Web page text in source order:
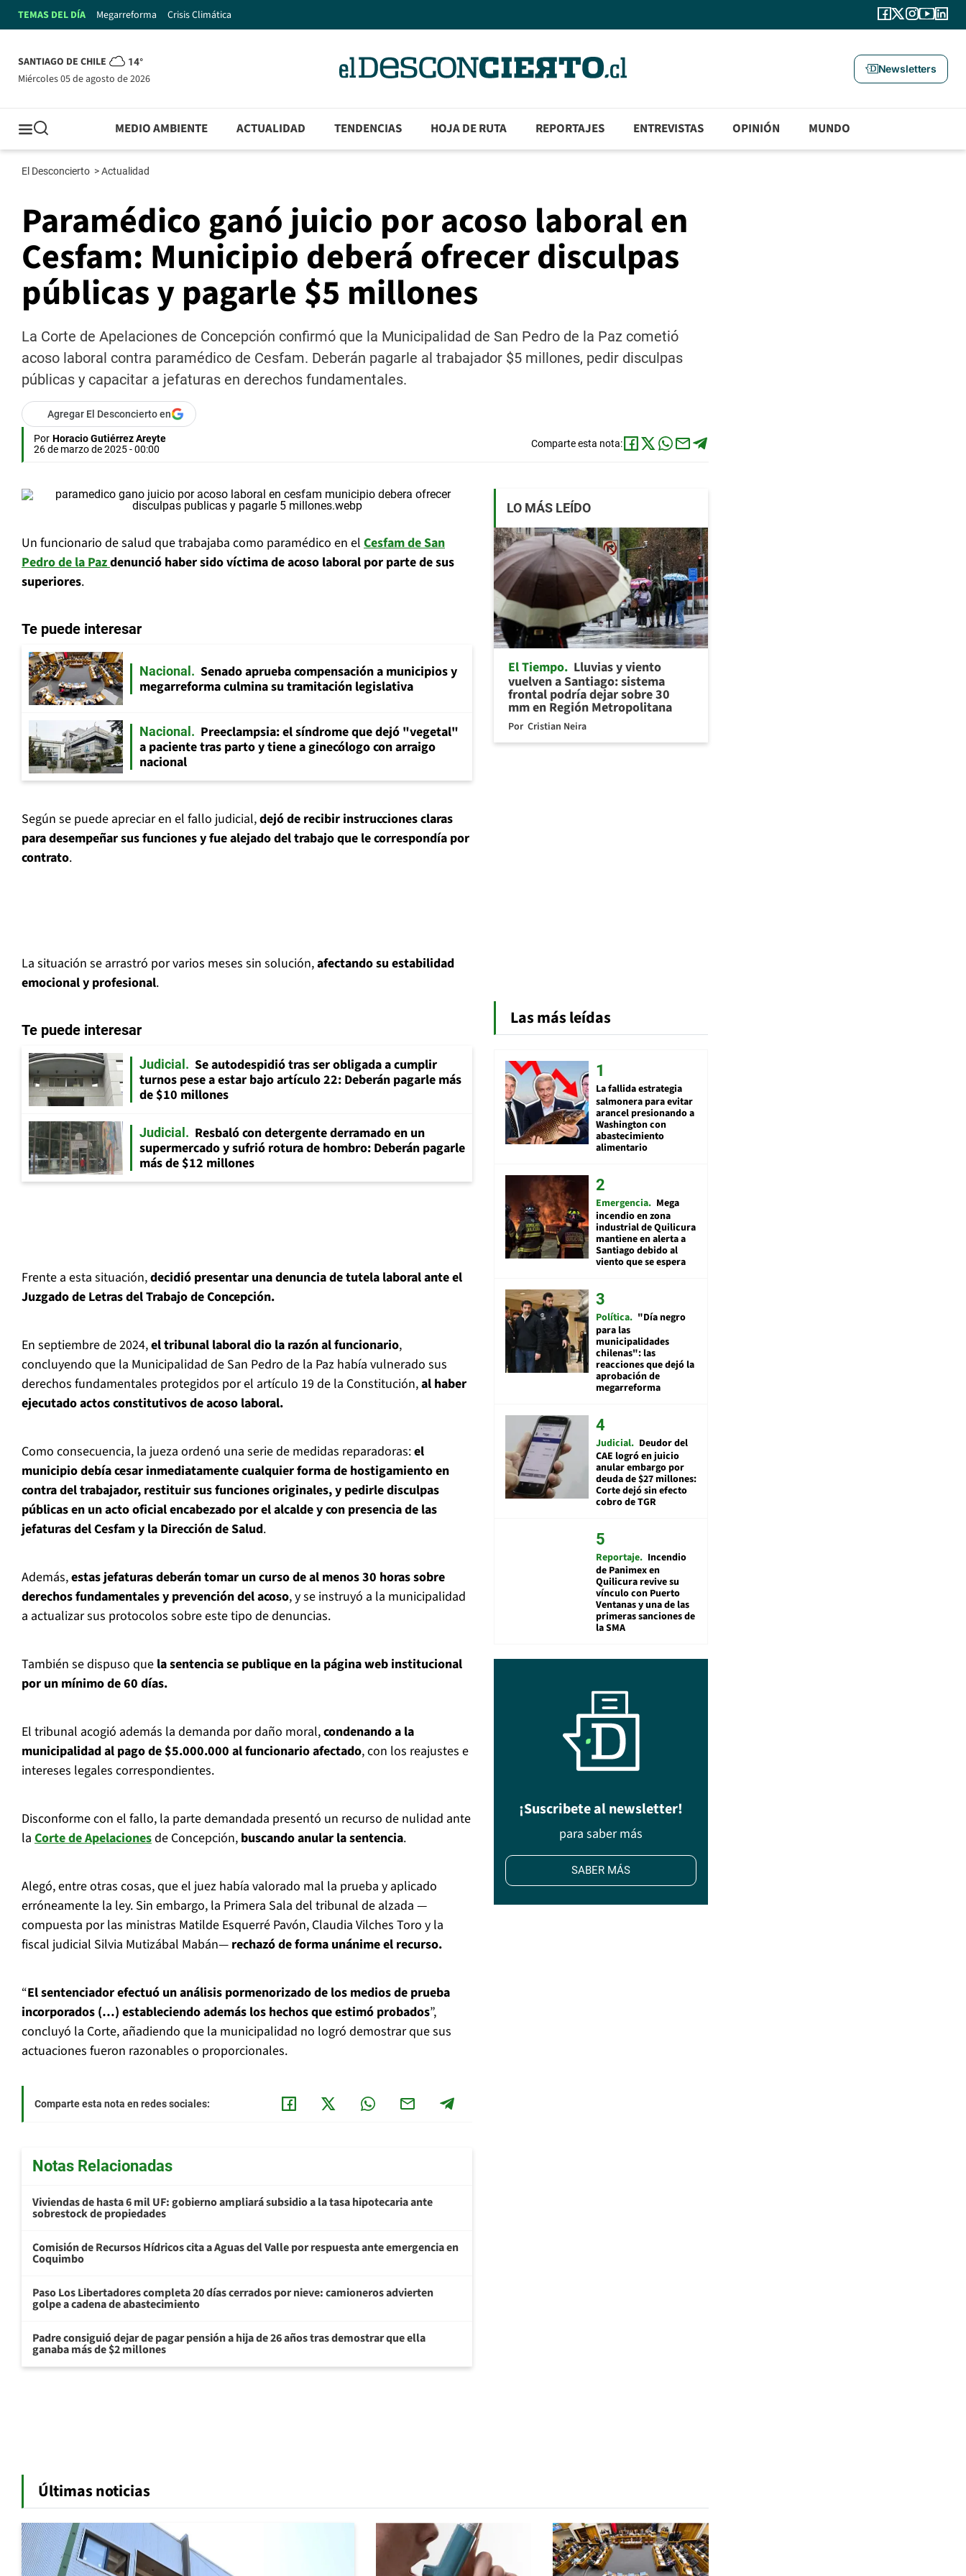
TEMAS DEL DÍA Megarreforma Crisis Climática
SANTIAGO DE CHILE 14°
miércoles 05 de agosto de 2026
Newsletters
MEDIO AMBIENTE ACTUALIDAD TENDENCIAS HOJA DE RUTA REPORTAJES ENTREVISTAS OPINIÓN MUNDO
El Desconcierto >Actualidad
Paramédico ganó juicio por acoso laboral en
Cesfam: Municipio deberá ofrecer disculpas
públicas y pagarle $5 millones
La Corte de Apelaciones de Concepción confirmó que la Municipalidad de San Pedro de la Paz cometió
acoso laboral contra paramédico de Cesfam. Deberán pagarle al trabajador $5 millones, pedir disculpas
públicas y capacitar a jefaturas en derechos fundamentales.
Agregar El Desconcierto en
Por Horacio Gutiérrez Areyte
26 de marzo de 2025 - 00:00
Comparte esta nota:
Un funcionario de salud que trabajaba como paramédico en el Cesfam de San
Pedro de la Pazdenunció haber sido víctima de acoso laboral por parte de sus
superiores.
Te puede interesar
Nacional
Senado aprueba compensación a municipios y
megarreforma culmina su tramitación legislativa
Nacional
Preeclampsia: el síndrome que dejó "vegetal"
a paciente tras parto y tiene a ginecólogo con arraigo
nacional
Según se puede apreciar en el fallo judicial,dejó de recibir instrucciones claras
para desempeñar sus funciones y fue alejado del trabajo que le correspondía por
contrato.
La situación se arrastró por varios meses sin solución,afectando su estabilidad
emocional y profesional.
Te puede interesar
Judicial
Se autodespidió tras ser obligada a cumplir
turnos pese a estar bajo artículo 22: Deberán pagarle más
de $10 millones
Judicial
Resbaló con detergente derramado en un
supermercado y sufrió rotura de hombro: Deberán pagarle
más de $12 millones
Frente a esta situación,decidió presentar una denuncia de tutela laboral ante el
Juzgado de Letras del Trabajo de Concepción.
En septiembre de 2024,el tribunal laboral dio la razón al funcionario,
concluyendo que la Municipalidad de San Pedro de la Paz había vulnerado sus
derechos fundamentales protegidos por el artículo 19 de la Constitución,al haber
ejecutado actos constitutivos de acoso laboral.
Como consecuencia, la jueza ordenó una serie de medidas reparadoras:el
municipio debía cesar inmediatamente cualquier forma de hostigamiento en
contra del trabajador, restituir sus funciones originales, y pedirle disculpas
públicas en un acto oficial encabezado por el alcalde y con presencia de las
jefaturas del Cesfam y la Dirección de Salud.
Además,estas jefaturas deberán tomar un curso de al menos 30 horas sobre
derechos fundamentales y prevención del acoso, y se instruyó a la municipalidad
a actualizar sus protocolos sobre este tipo de denuncias.
También se dispuso que la sentencia se publique en la página web institucional
por un mínimo de 60 días.
El tribunal acogió además la demanda por daño moral,condenando a la
municipalidad al pago de $5.000.000 al funcionario afectado, con los reajustes e
intereses legales correspondientes.
Disconforme con el fallo, la parte demandada presentó un recurso de nulidad ante
la Corte de Apelacionesde Concepción, buscando anular la sentencia.
Alegó, entre otras cosas, que el juez había valorado mal la prueba y aplicado
erróneamente la ley. Sin embargo, la Primera Sala del tribunal de alzada —
compuesta por las ministras Matilde Esquerré Pavón, Claudia Vilches Toro y la
fiscal judicial Silvia Mutizábal Mabán— rechazó de forma unánime el recurso.
“El sentenciador efectuó un análisis pormenorizado de los medios de prueba
incorporados (…) estableciendo además los hechos que estimó probados”,
concluyó la Corte, añadiendo que la municipalidad no logró demostrar que sus
actuaciones fueron razonables o proporcionales.
Comparte esta nota en redes sociales:
Notas Relacionadas
Viviendas de hasta 6 mil UF: gobierno ampliará subsidio a la tasa hipotecaria ante
sobrestock de propiedades
Comisión de Recursos Hídricos cita a Aguas del Valle por respuesta ante emergencia en
Coquimbo
Paso Los Libertadores completa 20 días cerrados por nieve: camioneros advierten
golpe a cadena de abastecimiento
Padre consiguió dejar de pagar pensión a hija de 26 años tras demostrar que ella
ganaba más de $2 millones
LO MÁS LEÍDO
El Tiempo Lluvias y viento
vuelven a Santiago: sistema
frontal podría dejar sobre 30
mm en Región Metropolitana
Por Cristian Neira
Las más leídas
La fallida estrategia
salmonera para evitar
arancel presionando a
Washington con
abastecimiento
alimentario
Emergencia Mega
incendio en zona
industrial de Quilicura
mantiene en alerta a
Santiago debido al
viento que se espera
Política "Día negro
para las
municipalidades
chilenas": las
reacciones que dejó la
aprobación de
megarreforma
Judicial Deudor del
CAE logró en juicio
anular embargo por
deuda de $27 millones:
Corte dejó sin efecto
cobro de TGR
Reportaje Incendio
de Panimex en
Quilicura revive su
vínculo con Puerto
Ventanas y una de las
primeras sanciones de
la SMA
¡Suscribete al newsletter!
para saber más
SABER MÁS
Últimas noticias